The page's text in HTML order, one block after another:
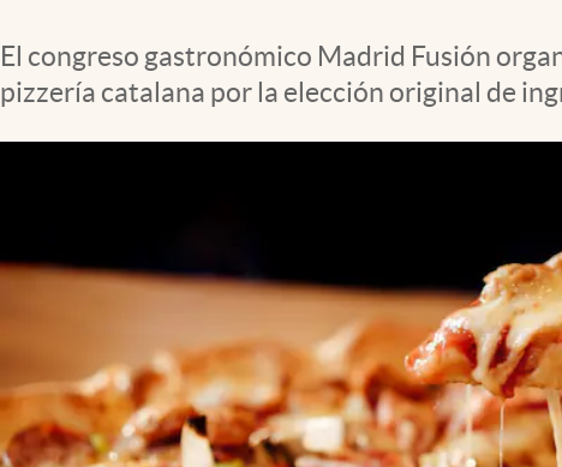
El congreso gastronómico Madrid Fusión
pizzería catalana por la elección original de